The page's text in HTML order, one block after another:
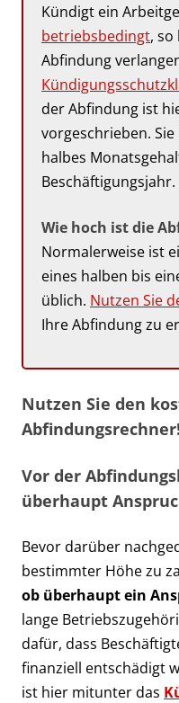
Kündigt ein
betriebsbedingt, so
Abfindung
der Abfindung ist
vorgeschrieben.
halbes
Beschäftigungsjahr.
Wie hoch ist die
Normalerweise ist
eines halben bis
üblich. Nutzen Sie
Ihre Abfindung zu
Nutzen Sie den
Abfindungsrechner!
Vor der
überhaupt
Bevor darüber
bestimmter Höhe zu
ob überhaupt ein
lange
dafür, dass
finanziell entschädigt
ist hier mitunter das